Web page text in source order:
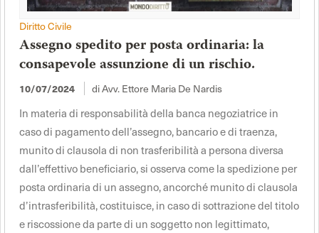
Diritto Civile
Assegno spedito per posta ordinaria: la
consapevole assunzione di un rischio.
10/07/2024 di Avv. Ettore Maria De Nardis
In materia di responsabilità della banca negoziatrice in
caso di pagamento dell’assegno, bancario e di traenza,
munito di clausola di non trasferibilità a persona diversa
dall’effettivo beneficiario, si osserva come la spedizione per
posta ordinaria di un assegno, ancorché munito di clausola
d’intrasferibilità, costituisce, in caso di sottrazione del titolo
e riscossione da parte di un soggetto non legittimato,